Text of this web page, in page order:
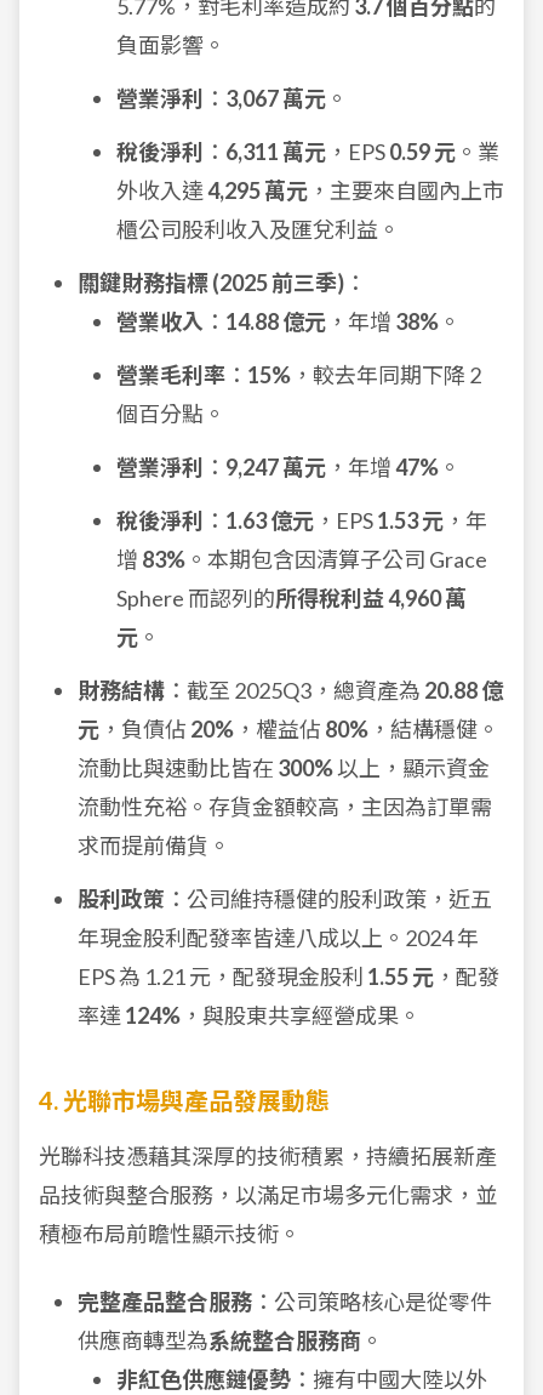
5.77%，對毛利率造成約 3.7 個百分點的
負面影響。
營業淨利
： 3,067 萬元 。
稅後淨利
： 6,311 萬元 ，EPS0.59 元 。業
外收入達4,295 萬元 ，主要來自國內上市
櫃公司股利收入及匯兌利益。
關鍵財務指標 (2025 前三季) ：
營業收入 ： 14.88 億元 ，年增 38% 。
營業毛利率 ： 15% ，較去年同期下降 2
個百分點。
營業淨利
： 9,247 萬元 ，年增47% 。
稅後淨利
： 1.63 億元 ，EPS1.53 元 ，年
增 83% 。本期包含因清算子公司 Grace
Sphere 而認列的所得稅利益 4,960 萬
元 。
財務結構 ：截至 2025Q3，總資產為 20.88 億
元 ，負債佔 20% ，權益佔 80% ，結構穩健。
流動比與速動比皆在 300%以上，顯示資金
流動性充裕。存貨金額較高，主因為訂單需
求而提前備貨。
股利政策 ：公司維持穩健的股利政策，近五
年現金股利配發率皆達八成以上。2024 年
EPS 為 1.21 元，配發現金股利 1.55 元 ，配發
率達 124% ，與股東共享經營成果。
4. 光聯市場與產品發展動態
光聯科技憑藉其深厚的技術積累，持續拓展新產
品技術與整合服務，以滿足市場多元化需求，並
積極布局前瞻性顯示技術。
完整產品整合服務 ：公司策略核心是從零件
供應商轉型為系統整合服務商 。
非紅色供應鏈優勢 ：擁有中國大陸以外